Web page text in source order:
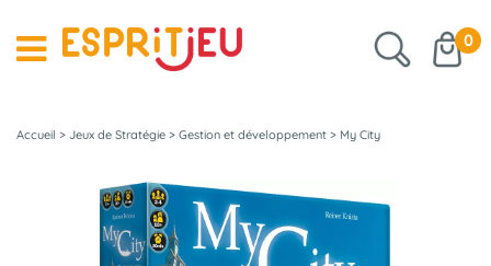
0
Accueil > Jeux de Stratégie > Gestion et développement > My City